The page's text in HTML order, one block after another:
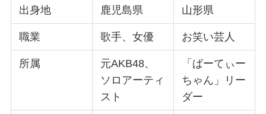
出身地 鹿児島県 山形県
職業 歌手、女優 お笑い芸人
所属
元AKB48、
ソロアーティ
スト
「ぱーてぃー
ちゃん」リー
ダー